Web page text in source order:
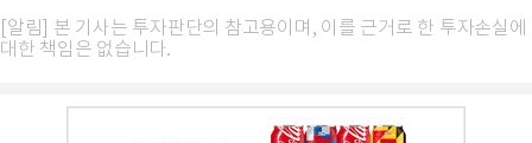
[알림] 본 기사는 투자판단의 참고용이며, 이를 근거로 한 투자손실에
대한 책임은 없습니다.